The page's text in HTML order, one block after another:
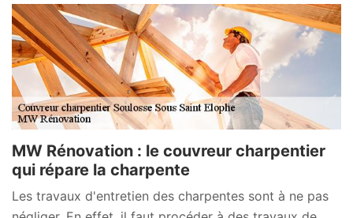
MW Rénovation : le couvreur charpentier
qui répare la charpente
Les travaux d'entretien des charpentes sont à ne pas